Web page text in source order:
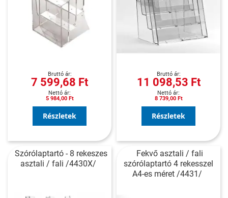
7 599,68 Ft
5 984,00 Ft
Részletek
11 098,53 Ft
8 739,00 Ft
Részletek
Szórólaptartó - 8 rekeszes
asztali / fali /4430X/
Fekvő asztali / fali
szórólaptartó 4 rekesszel
A4-es méret /4431/